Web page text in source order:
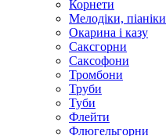
Корнети
Мелодіки, піаніки
Окарина і казу
Саксгорни
Саксофони
Тромбони
Труби
Туби
Флейти
Флюгельгорни